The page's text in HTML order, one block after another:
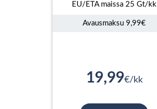
EU/ETA maissa 25 Gt/kk
Avausmaksu 9,99€
19,99€/kk